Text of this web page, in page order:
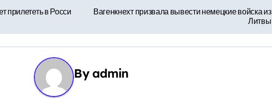
прилететь в Росси
Вагенкнехт призвала вывести немецкие войска из
Литвы
Byadmin